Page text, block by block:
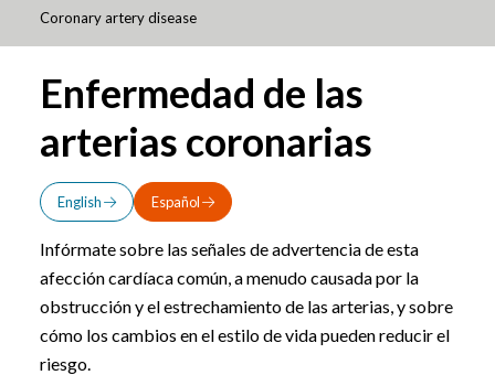
Coronary artery disease
Enfermedad de las
arterias coronarias
English Español
Infórmate sobre las señales de advertencia de esta
afección cardíaca común, a menudo causada por la
obstrucción y el estrechamiento de las arterias, y sobre
cómo los cambios en el estilo de vida pueden reducir el
riesgo.